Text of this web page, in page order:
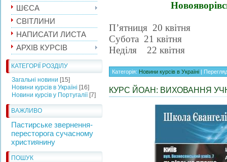
ШЄСА
СВІТЛИНИ
НАПИСАТИ ЛИСТА
АРХІВ КУРСІВ
КАТЕГОРІЇ РОЗДІЛУ
Загальні новини [15]
Новини курсів в Україні [16]
Новини курсів у Португалії [7]
ВАЖЛИВО
Пастирське звернення-
пересторога сучасному
християнину
ПОШУК
П’ятниця 20 квітня
Субота 21 квітня
Неділя 22 квітня
Категорія: Новини курсів в Україні |
КУРС ЙОАН: ВИХОВАННЯ